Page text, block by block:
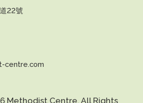
22號
centre.com
Methodist Centre. All Rights